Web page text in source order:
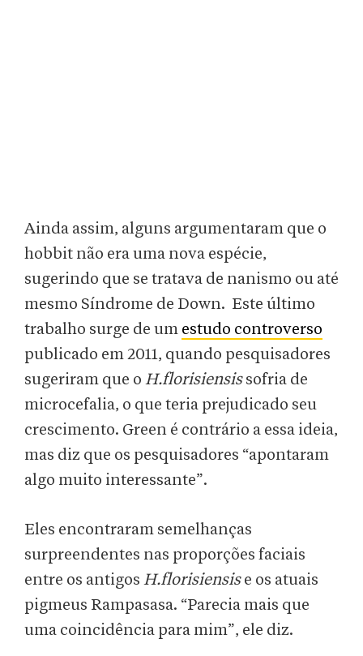
Ainda assim, alguns argumentaram que o
hobbit não era uma nova espécie,
sugerindo que se tratava de nanismo ou até
mesmo Síndrome de Down. Este último
trabalho surge de um estudo controverso
publicado em 2011, quando pesquisadores
sugeriram que o H.florisiensissofria de
microcefalia, o que teria prejudicado seu
crescimento. Green é contrário a essa ideia,
mas diz que os pesquisadores “apontaram
algo muito interessante”.
Eles encontraram semelhanças
surpreendentes nas proporções faciais
entre os antigos H.florisiensise os atuais
pigmeus Rampasasa. “Parecia mais que
uma coincidência para mim”, ele diz.